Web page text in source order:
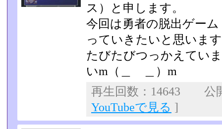
ス）と申します。
今回は勇者の脱出ゲー
っていきたいと思いま
たびたびつっかえてい
いm（＿ ＿）m
再生回数：14643 公
YouTubeで見る ]